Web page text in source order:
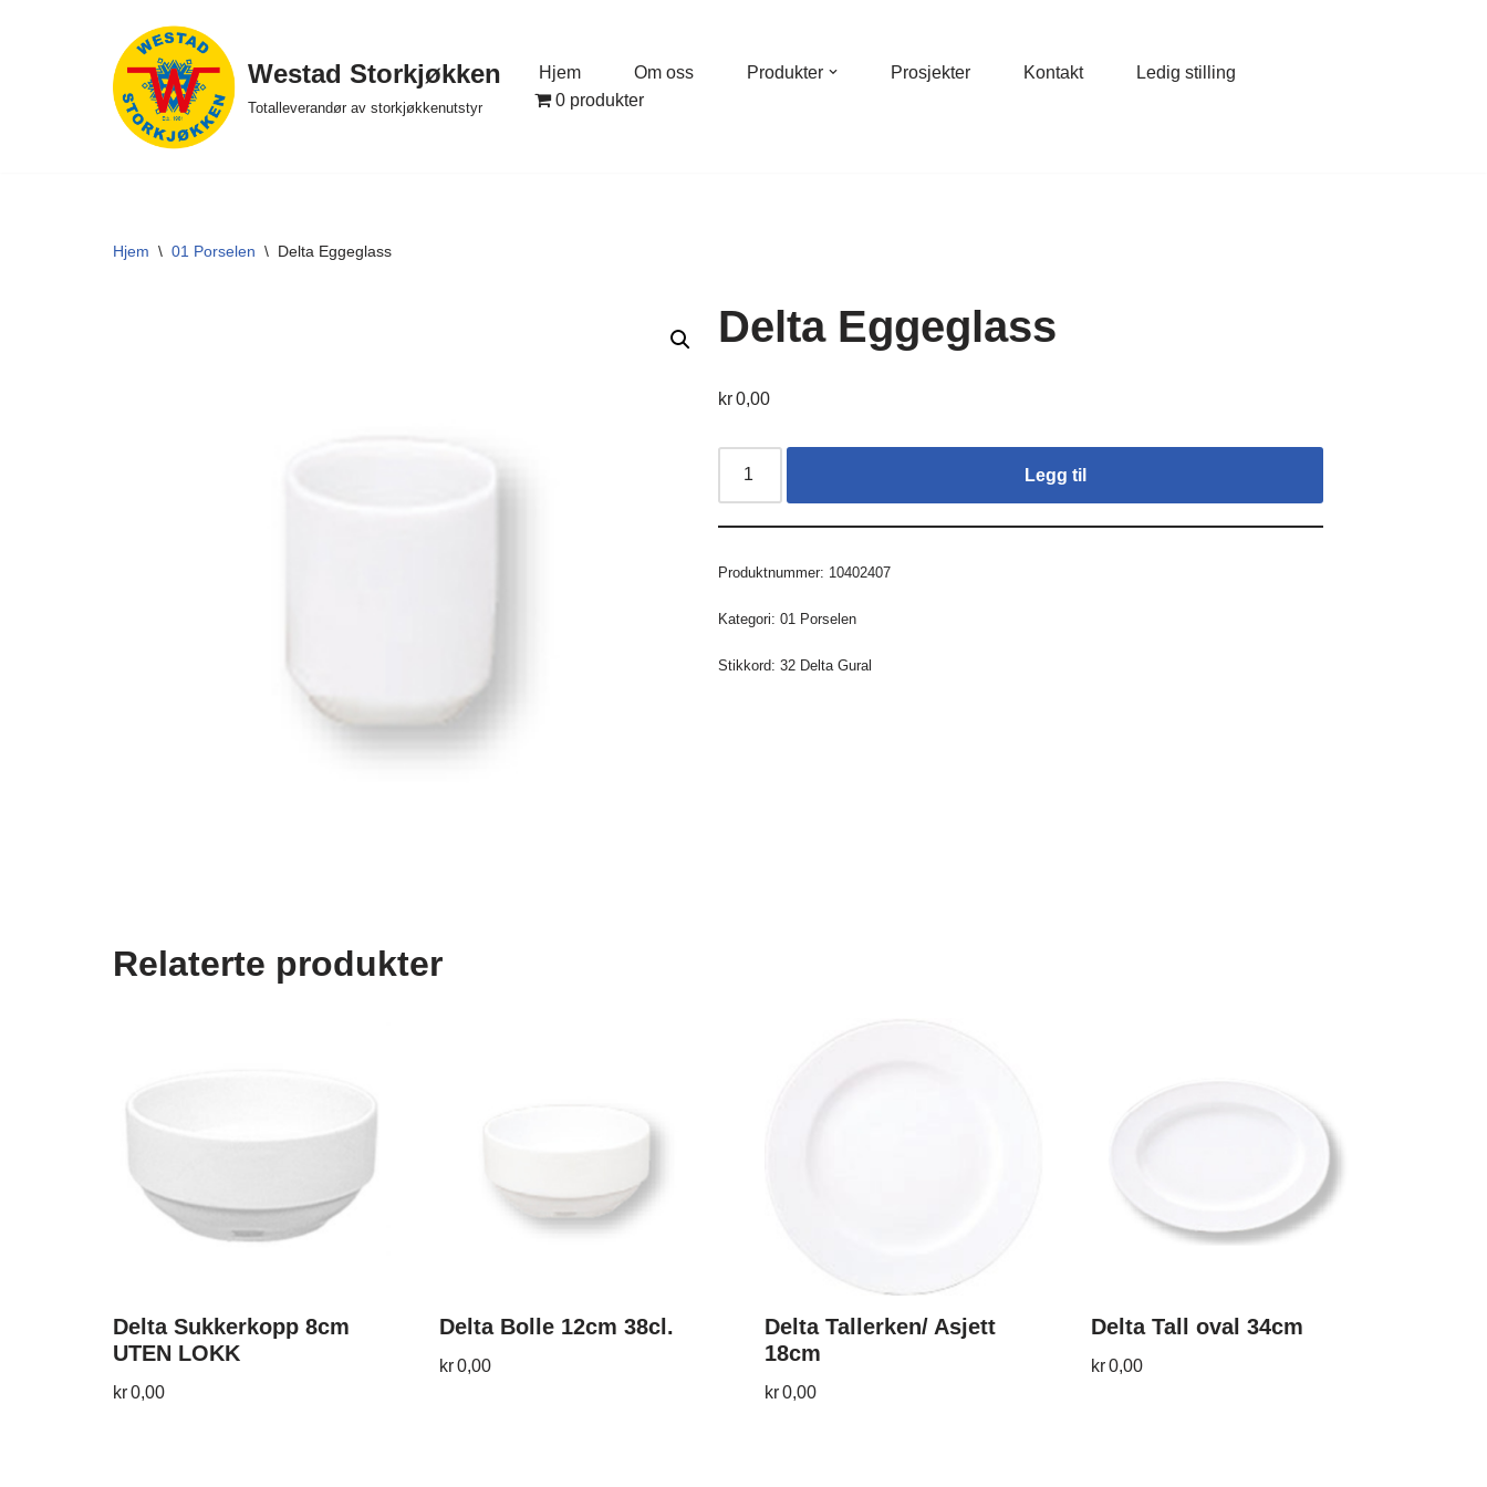
Westad Storkjøkken
Totalleverandør av storkjøkkenutstyr
Hjem Om oss Produkter Prosjekter Kontakt
Ledig stilling
0 produkter
Hjem \ 01 Porselen \ Delta Eggeglass
Delta Eggeglass
kr0,00
Legg til
Produktnummer: 10402407
Kategori:01 Porselen
Stikkord:32 Delta Gural
Relaterte produkter
Delta Sukkerkopp 8cm
UTEN LOKK
kr0,00
Delta Bolle 12cm 38cl.
kr0,00
Delta Tallerken/ Asjett
18cm
kr0,00
Delta Tall oval 34cm
kr0,00